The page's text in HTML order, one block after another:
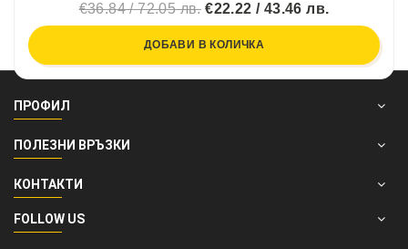
€36.84 / 72.05 лв.€22.22 / 43.46 лв.
ДОБАВИ В КОЛИЧКА
ПРОФИЛ
ПОЛЕЗНИ ВРЪЗКИ
КОНТАКТИ
FOLLOW US